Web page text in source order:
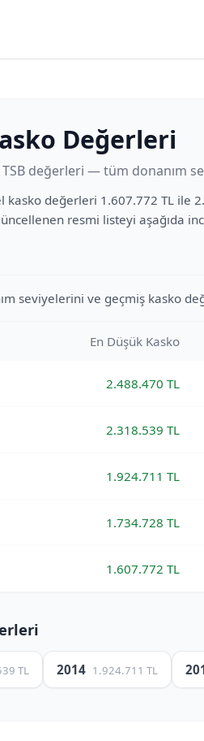
Değerleri
değerleri — tüm donanım
kasko değerleri 1.607.772 TL ile
resmi listeyi aşağıda
seviyelerini ve geçmiş kasko
En Düşük Kasko
2.488.470 TL
2.318.539 TL
1.924.711 TL
1.734.728 TL
1.607.772 TL
TL 2014 1.924.711 TL